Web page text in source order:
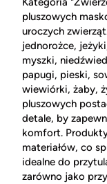
pluszowych
uroczych
jednorożce,
myszki,
papugi, pieski,
wiewiórki, żaby,
pluszowych
detale, by
komfort.
materiałów, co
idealne do
zarówno jako